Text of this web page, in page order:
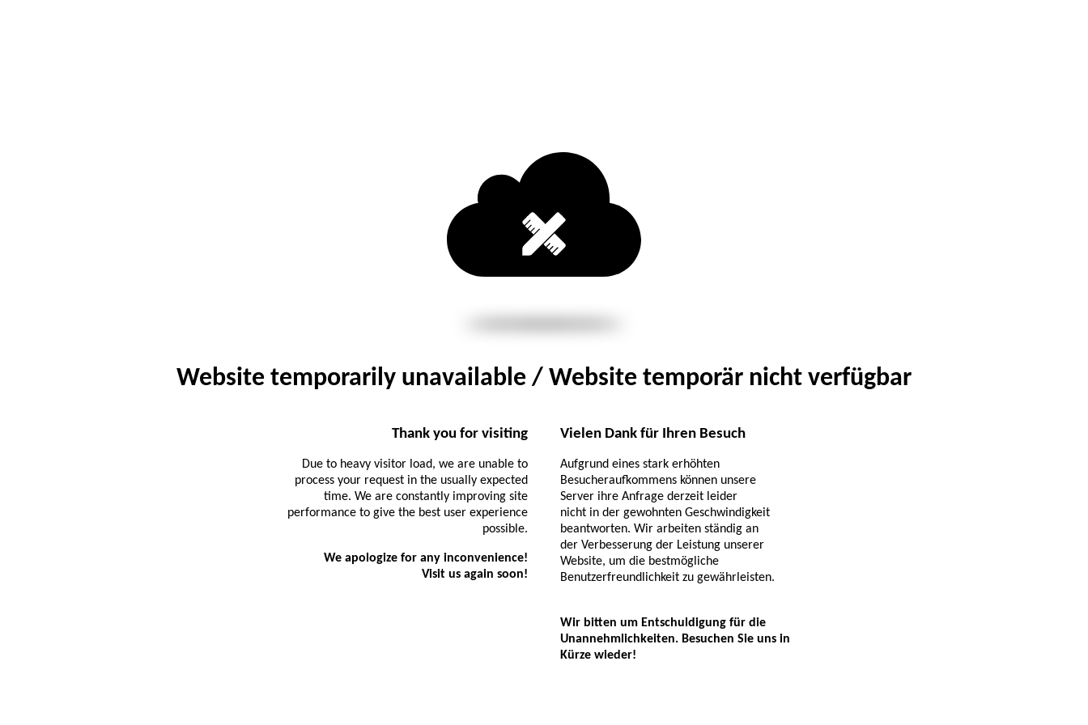
Website temporarily unavailable / Website temporär nicht verfügbar
Thank you for visiting
Due to heavy visitor load, we are unable to
process your request in the usually expected
time. We are constantly improving site
performance to give the best user experience
possible.
We apologize for any inconvenience!
Visit us again soon!
Vielen Dank für Ihren Besuch
Aufgrund eines stark erhöhten
Besucheraufkommens können unsere
Server ihre Anfrage derzeit leider
nicht in der gewohnten Geschwindigkeit
beantworten. Wir arbeiten ständig an
der Verbesserung der Leistung unserer
Website, um die bestmögliche
Benutzerfreundlichkeit zu gewährleisten.
Wir bitten um Entschuldigung für die
Unannehmlichkeiten. Besuchen Sie uns in
Kürze wieder!